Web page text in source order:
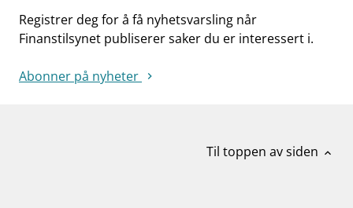
Registrer deg for å få nyhetsvarsling når
Finanstilsynet publiserer saker du er interessert i.
Abonner på nyheter
Til toppen av siden expand_less